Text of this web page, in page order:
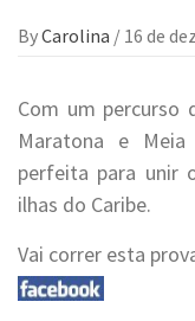
ByCarolina / 16 de
Com um percurso
Maratona e
perfeita para unir
ilhas do Caribe.
Vai correr esta